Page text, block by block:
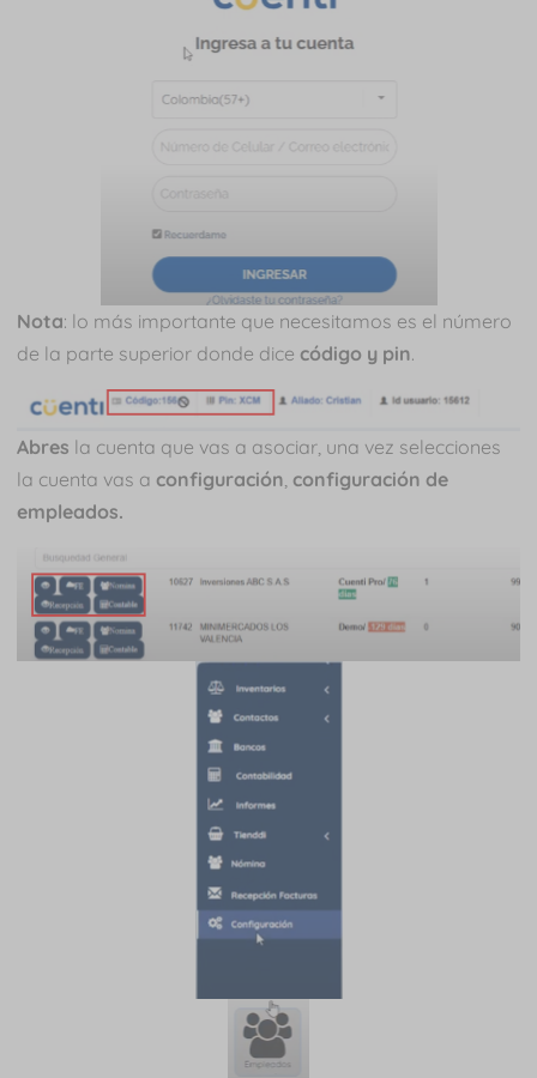
Nota: lo más importante que necesitamos es el número
de la parte superior donde dice código y pin.
Abres la cuenta que vas a asociar, una vez selecciones
la cuenta vas a configuración configuración de
empleados.